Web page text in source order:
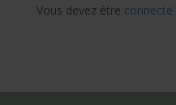
Vous devez être connecté